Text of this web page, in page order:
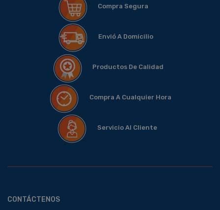
Compra Segura
Envió A Domicilio
Productos De Calidad
Compra A Cualquier Hora
Servicio Al Cliente
CONTÁCTENOS